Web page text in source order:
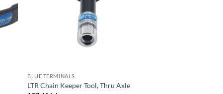
BLUE TERMINALS
LTR Chain Keeper Tool, Thru Axle